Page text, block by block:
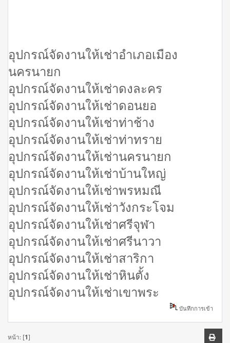
อุปกรณ์จัดงานให้เช่าอำเภอเมือง
นครนายก
อุปกรณ์จัดงานให้เช่าดงละคร
อุปกรณ์จัดงานให้เช่าดอนยอ
อุปกรณ์จัดงานให้เช่าท่าช้าง
อุปกรณ์จัดงานให้เช่าท่าทราย
อุปกรณ์จัดงานให้เช่านครนายก
อุปกรณ์จัดงานให้เช่าบ้านใหญ่
อุปกรณ์จัดงานให้เช่าพรหมณี
อุปกรณ์จัดงานให้เช่าวังกระโจม
อุปกรณ์จัดงานให้เช่าศรีจุฬา
อุปกรณ์จัดงานให้เช่าศรีนาวา
อุปกรณ์จัดงานให้เช่าสาริกา
อุปกรณ์จัดงานให้เช่าหินตั้ง
อุปกรณ์จัดงานให้เช่าเขาพระ
บันทึกการเข้า
หน้า: [1]